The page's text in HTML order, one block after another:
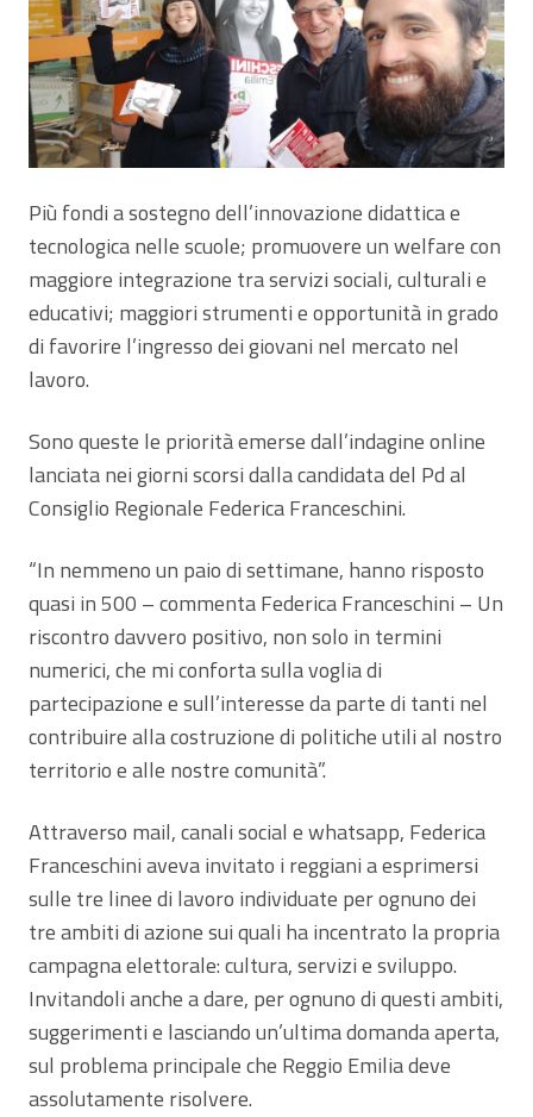
Più fondi a sostegno dell’innovazione didattica e
tecnologica nelle scuole; promuovere un welfare con
maggiore integrazione tra servizi sociali, culturali e
educativi; maggiori strumenti e opportunità in grado
di favorire l’ingresso dei giovani nel mercato nel
lavoro.
Sono queste le priorità emerse dall’indagine online
lanciata nei giorni scorsi dalla candidata del Pd al
Consiglio Regionale Federica Franceschini.
“In nemmeno un paio di settimane, hanno risposto
quasi in 500 – commenta Federica Franceschini – Un
riscontro davvero positivo, non solo in termini
numerici, che mi conforta sulla voglia di
partecipazione e sull’interesse da parte di tanti nel
contribuire alla costruzione di politiche utili al nostro
territorio e alle nostre comunità”.
Attraverso mail, canali social e whatsapp, Federica
Franceschini aveva invitato i reggiani a esprimersi
sulle tre linee di lavoro individuate per ognuno dei
tre ambiti di azione sui quali ha incentrato la propria
campagna elettorale: cultura, servizi e sviluppo.
Invitandoli anche a dare, per ognuno di questi ambiti,
suggerimenti e lasciando un’ultima domanda aperta,
sul problema principale che Reggio Emilia deve
assolutamente risolvere.